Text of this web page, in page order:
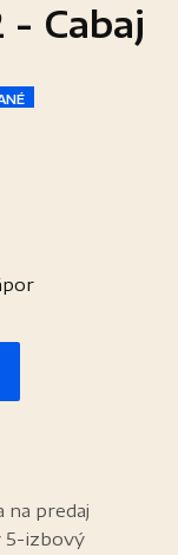
- Cabaj
na predaj
5-izbový